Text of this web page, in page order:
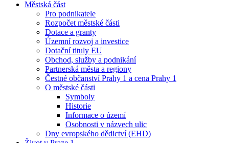
Městská část
Pro podnikatele
Rozpočet městské části
Dotace a granty
Územní rozvoj a investice
Dotační tituly EU
Obchod, služby a podnikání
Partnerská města a regiony
Čestné občanství Prahy 1 a cena Prahy 1
O městské části
Symboly
Historie
Informace o území
Osobnosti v názvech ulic
Dny evropského dědictví (EHD)